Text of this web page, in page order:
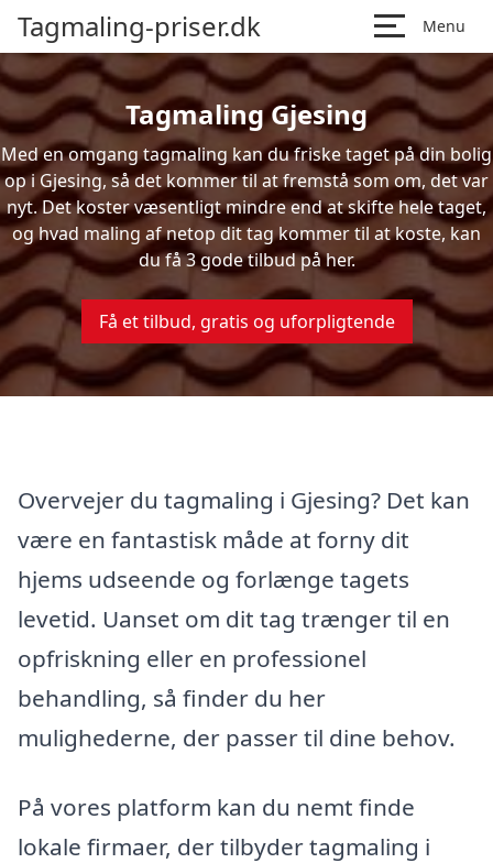
Tagmaling-priser.dk Menu
Tagmaling Gjesing
Med en omgang tagmaling kan du friske taget på din bolig
op i Gjesing, så det kommer til at fremstå som om, det var
nyt. Det koster væsentligt mindre end at skifte hele taget,
og hvad maling af netop dit tag kommer til at koste, kan
du få 3 gode tilbud på her.
Få et tilbud, gratis og uforpligtende
Overvejer du tagmaling i Gjesing? Det kan
være en fantastisk måde at forny dit
hjems udseende og forlænge tagets
levetid. Uanset om dit tag trænger til en
opfriskning eller en professionel
behandling, så finder du her
mulighederne, der passer til dine behov.
På vores platform kan du nemt finde
lokale firmaer, der tilbyder tagmaling i